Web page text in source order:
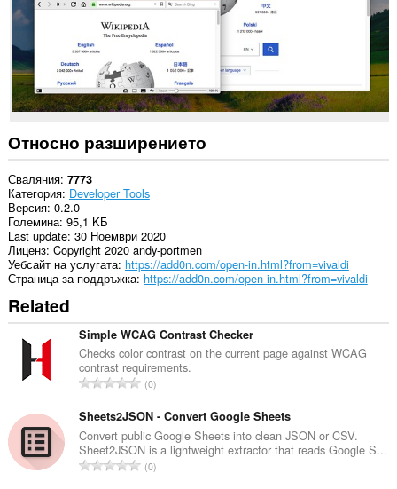
This
can
exchange
messages
with
programs
Opera.
Това
разширение
може
да
осъществява
достъп
до
разделите
и
дейността
на
Относно разширението
Сваляния 7773
Категория Developer Tools
Версия 0.2.0
Големина 95,1 KБ
Last update 30 Ноември 2020
Лиценз Copyright 2020 andy-portmen
Уебсайт на услугата https://add0n.com/open-in.html?from=vivaldi
Страница за поддръжка https://add0n.com/open-in.html?from=vivaldi
Related
Simple WCAG Contrast Checker
Checks color contrast on the current page against WCAG
contrast requirements.
О
щ
б
р
о
0
Sheets2JSON - Convert Google Sheets
Convert public Google Sheets into clean JSON or CSV.
Sheet2JSON is a lightweight extractor that reads Google S...
О0